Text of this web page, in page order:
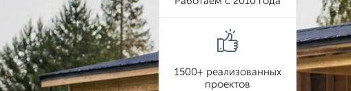
1500+ реализованных
проектов